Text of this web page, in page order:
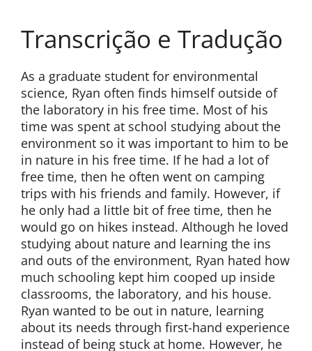
Transcrição e Tradução
As a graduate student for environmental
science, Ryan often finds himself outside of
the laboratory in his free time. Most of his
time was spent at school studying about the
environment so it was important to him to be
in nature in his free time. If he had a lot of
free time, then he often went on camping
trips with his friends and family. However, if
he only had a little bit of free time, then he
would go on hikes instead. Although he loved
studying about nature and learning the ins
and outs of the environment, Ryan hated how
much schooling kept him cooped up inside
classrooms, the laboratory, and his house.
Ryan wanted to be out in nature, learning
about its needs through first-hand experience
instead of being stuck at home. However, he